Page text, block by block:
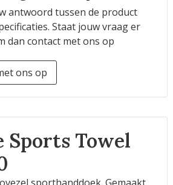
antwoord tussen de product
Staat jouw vraag er
dan contact met ons op
ons op
Sports Towel